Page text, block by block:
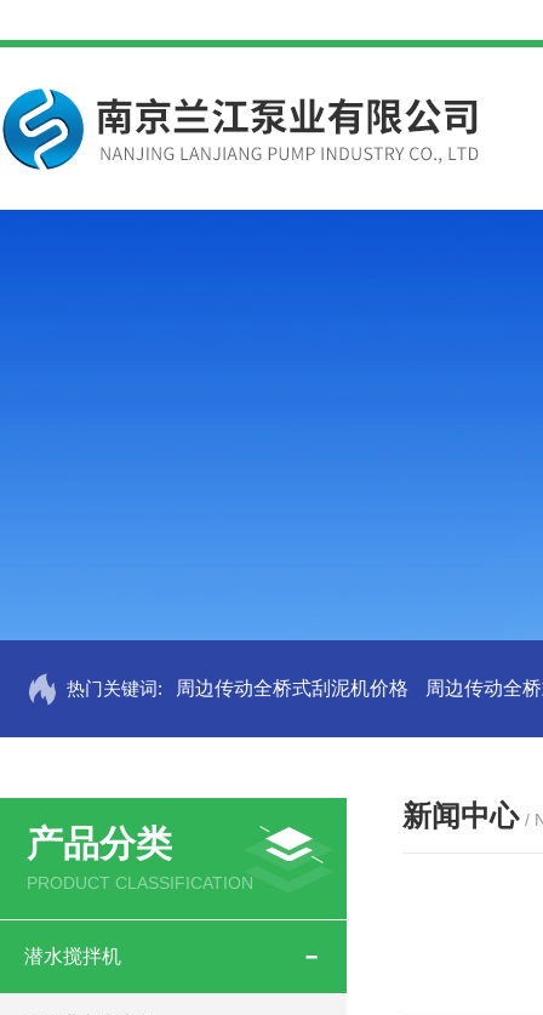
热门关键词: 周边传动全桥式刮泥机价格 周边传动全
产品分类
PRODUCT CLASSIFICATION
潜水搅拌机
新闻中心 /